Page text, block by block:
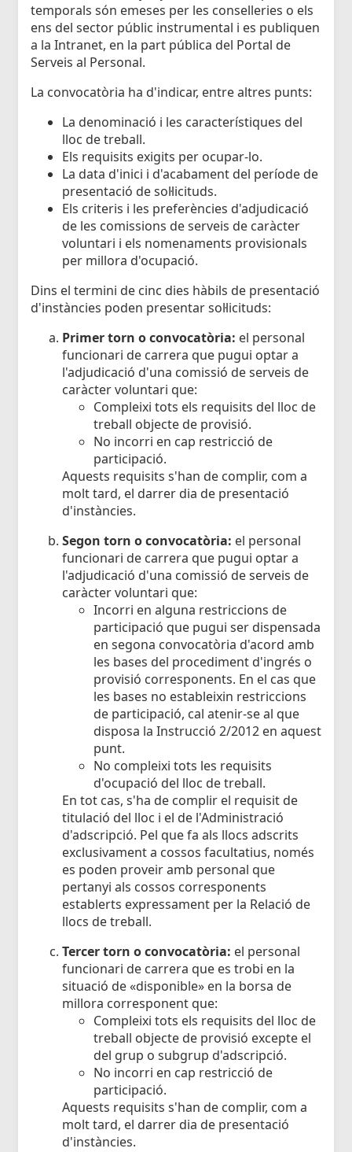
temporals són emeses per les conselleries o els
ens del sector públic instrumental i es publiquen
a la Intranet, en la part pública del Portal de
Serveis al Personal.
La convocatòria ha d'indicar, entre altres punts:
La denominació i les característiques del
lloc de treball.
Els requisits exigits per ocupar-lo.
La data d'inici i d'acabament del període de
presentació de sol·licituds.
Els criteris i les preferències d'adjudicació
de les comissions de serveis de caràcter
voluntari i els nomenaments provisionals
per millora d'ocupació.
Dins el termini de cinc dies hàbils de presentació
d'instàncies poden presentar sol·licituds:
Primer torn o convocatòria: el personal
funcionari de carrera que pugui optar a
l'adjudicació d'una comissió de serveis de
caràcter voluntari que:
Compleixi tots els requisits del lloc de
treball objecte de provisió.
No incorri en cap restricció de
participació.
Aquests requisits s'han de complir, com a
molt tard, el darrer dia de presentació
d'instàncies.
Segon torn o convocatòria: el personal
funcionari de carrera que pugui optar a
l'adjudicació d'una comissió de serveis de
caràcter voluntari que:
Incorri en alguna restriccions de
participació que pugui ser dispensada
en segona convocatòria d'acord amb
les bases del procediment d'ingrés o
provisió corresponents. En el cas que
les bases no estableixin restriccions
de participació, cal atenir-se al que
disposa la Instrucció 2/2012 en aquest
punt.
No compleixi tots les requisits
d'ocupació del lloc de treball.
En tot cas, s'ha de complir el requisit de
titulació del lloc i el de l'Administració
d'adscripció. Pel que fa als llocs adscrits
exclusivament a cossos facultatius, només
es poden proveir amb personal que
pertanyi als cossos corresponents
establerts expressament per la Relació de
llocs de treball.
Tercer torn o convocatòria: el personal
funcionari de carrera que es trobi en la
situació de «disponible» en la borsa de
millora corresponent que:
Compleixi tots els requisits del lloc de
treball objecte de provisió excepte el
del grup o subgrup d'adscripció.
No incorri en cap restricció de
participació.
Aquests requisits s'han de complir, com a
molt tard, el darrer dia de presentació
d'instàncies.